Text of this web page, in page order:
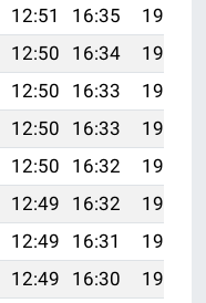
12:51 16:35
19:38
12:50 16:34
19:37
12:50 16:33
19:35
12:50 16:33
19:34
12:50 16:32
19:33
12:49 16:32
19:31
12:49 16:31
19:30
12:49 16:30
19:29